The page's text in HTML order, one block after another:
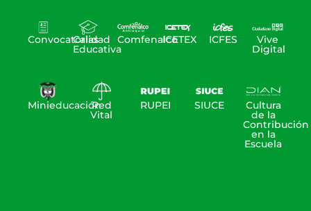
Convocatorias
Calidad
Educativa
ComfenalcoICETEX ICFES Vive
Digital
MinieducaciónRed
Vital
RUPEI SIUCE Cultura
de la
Contribución
en la
Escuela